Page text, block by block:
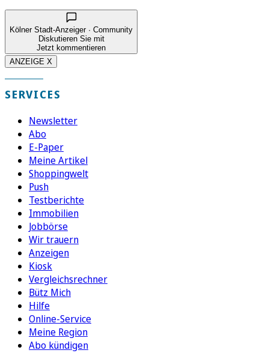
Kölner Stadt-Anzeiger · Community
Diskutieren Sie mit
Jetzt kommentieren
ANZEIGE X
SERVICES
Newsletter
Abo
E-Paper
Meine Artikel
Shoppingwelt
Push
Testberichte
Immobilien
Jobbörse
Wir trauern
Anzeigen
Kiosk
Vergleichsrechner
Bütz Mich
Hilfe
Online-Service
Meine Region
Abo kündigen